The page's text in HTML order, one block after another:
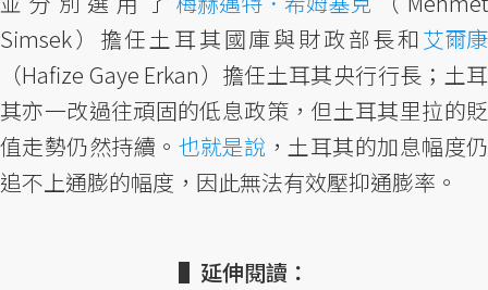
Simsek）擔任土耳其國庫與財政部長和 艾爾康
（Hafize Gaye Erkan）擔任土耳其央行行長；土耳
其亦一改過往頑固的低息政策，但土耳其里拉的貶
值走勢仍然持續。 也就是說 ，土耳其的加息幅度仍
追不上通膨的幅度，因此無法有效壓抑通膨率。
▌延伸閱讀：